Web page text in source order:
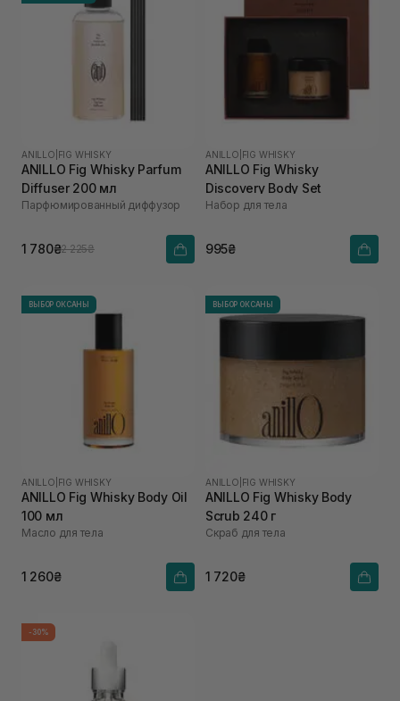
ANILLO FIG WHISKY
ANILLO Fig Whisky Parfum
Diffuser 200 мл
Парфюмированный диффузор
1 780₴2 225₴
ANILLO FIG WHISKY
ANILLO Fig Whisky
Discovery Body Set
Набор для тела
995₴
ВЫБОР ОКСАНЫ
ANILLO FIG WHISKY
ANILLO Fig Whisky Body Oil
100 мл
Масло для тела
1 260₴
ВЫБОР ОКСАНЫ
ANILLO FIG WHISKY
ANILLO Fig Whisky Body
Scrub 240 г
Скраб для тела
1 720₴
-30%